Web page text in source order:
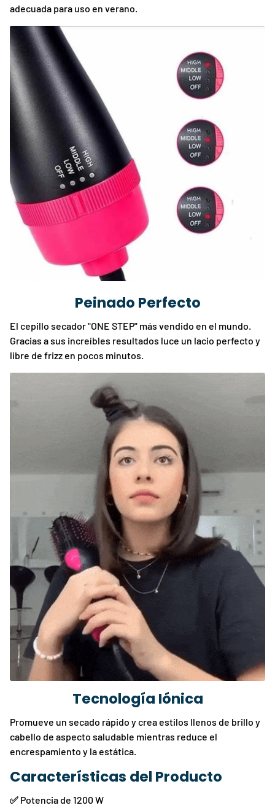
adecuada para uso en verano.
Peinado Perfecto
El cepillo secador "ONE STEP" más vendido en el mundo.
Gracias a sus increíbles resultados luce un lacio perfecto y
libre de frizz en pocos minutos.
Tecnología Iónica
Promueve un secado rápido y crea estilos llenos de brillo y
cabello de aspecto saludable mientras reduce el
encrespamiento y la estática.
Características del Producto
✅ Potencia de 1200 W